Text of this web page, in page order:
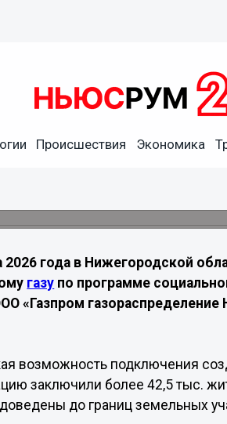
Происшествия Экономика
к газу в
2026 года в Нижегородской
газу по программе
«Газпром газораспределение
возможность подключения
заключили более 42,5 тыс.
до границ земельных